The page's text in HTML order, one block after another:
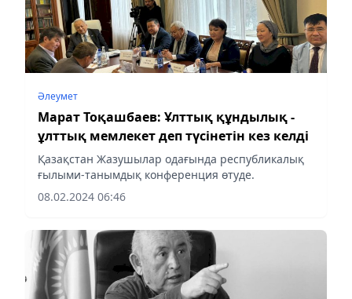
Әлеумет
Марат Тоқашбаев: Ұлттық құндылық -
ұлттық мемлекет деп түсінетін кез келді
Қазақстан Жазушылар одағында республикалық
ғылыми-танымдық конференция өтуде.
08.02.2024 06:46